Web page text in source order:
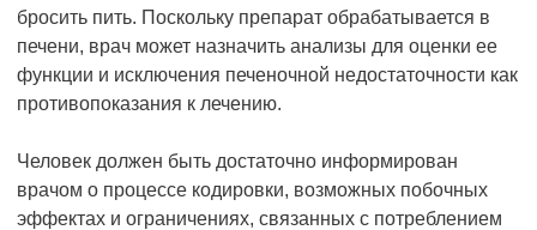
бросить пить. Поскольку препарат обрабатывается в
печени, врач может назначить анализы для оценки ее
функции и исключения печеночной недостаточности как
противопоказания к лечению.
Человек должен быть достаточно информирован
врачом о процессе кодировки, возможных побочных
эффектах и ограничениях, связанных с потреблением